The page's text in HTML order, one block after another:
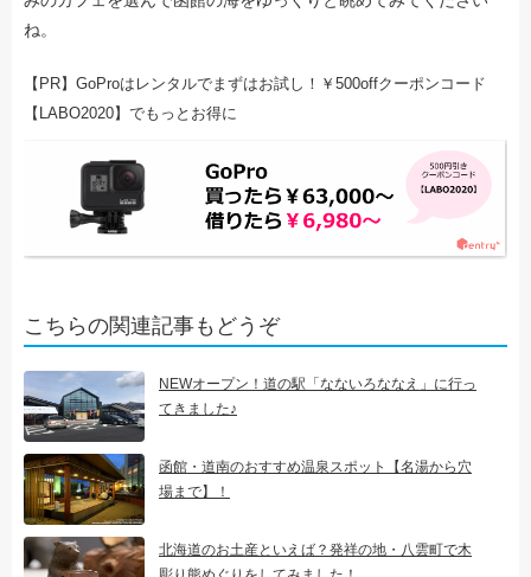
ね。
【PR】GoProはレンタルでまずはお試し！￥500offクーポンコード
【LABO2020】でもっとお得に
こちらの関連記事もどうぞ
NEWオープン！道の駅「なないろななえ」に行っ
てきました♪
函館・道南のおすすめ温泉スポット【名湯から穴
場まで】！
北海道のお土産といえば？発祥の地・八雲町で木
彫り熊めぐりをしてみました！